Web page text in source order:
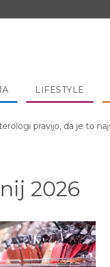
LIFESTYLE
pravijo, da je to
2026